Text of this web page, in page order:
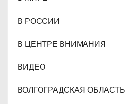
В РОССИИ
В ЦЕНТРЕ ВНИМАНИЯ
ВИДЕО
ВОЛГОГРАДСКАЯ ОБЛАСТЬ